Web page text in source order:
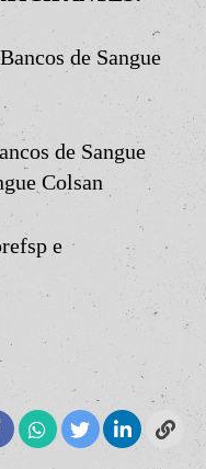
de Sangue
de Sangue
Colsan
e